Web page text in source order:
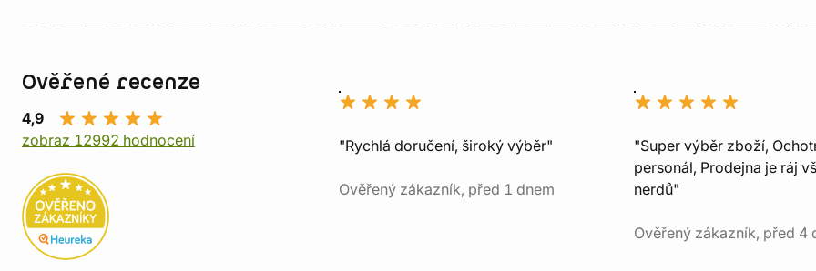
Ověřené recenze
4,9
zobraz 12992 hodnocení
"Rychlá doručení, široký výběr"
Ověřený zákazník, před 1 dnem
"Super výběr zboží,
personál, Prodejna je ráj
nerdů"
Ověřený zákazník, před 4